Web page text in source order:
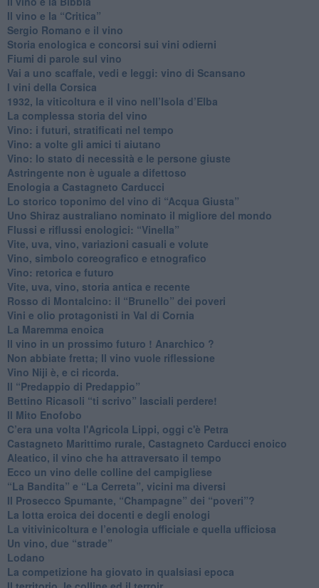
​Il vino e la “Critica”
Sergio Romano e il vino
​Storia enologica e concorsi sui vini odierni
Fiumi di parole sul vino
​Vai a uno scaffale, vedi e leggi: vino di Scansano
​I vini della Corsica
​1932, la viticoltura e il vino nell’Isola d’Elba
​La complessa storia del vino
​Vino: i futuri, stratificati nel tempo
Vino: a volte gli amici ti aiutano
Vino: lo stato di necessità e le persone giuste
​Astringente non è uguale a difettoso
Enologia a Castagneto Carducci
Lo storico toponimo del vino di “Acqua Giusta”
Uno Shiraz australiano nominato il migliore del mondo
​Flussi e riflussi enologici: “Vinella”
Vite, uva, vino, variazioni casuali e volute
Vino, simbolo coreografico e etnografico
​Vino: retorica e futuro
​Vite, uva, vino, storia antica e recente
​Rosso di Montalcino: il “Brunello” dei poveri
Vini e olio protagonisti in Val di Cornia
​La Maremma enoica
Il vino in un prossimo futuro ! Anarchico ?
​Non abbiate fretta; Il vino vuole riflessione
​Vino Niji è, e ci ricorda.
Il “Predappio di Predappio”
Bettino Ricasoli “ti scrivo” lasciali perdere!
Il Mito Enofobo
​C’era una volta l'Agricola Lippi, oggi c'è Petra
​Castagneto Marittimo rurale, Castagneto Carducci enoico
Aleatico, il vino che ha attraversato il tempo
Ecco un vino delle colline del campigliese
“La Bandita” e “La Cerreta”, vicini ma diversi
​Il Prosecco Spumante, “Champagne” dei “poveri”?
​La lotta eroica dei docenti e degli enologi
​La vitivinicoltura e l’enologia ufficiale e quella ufficiosa
​Un vino, due “strade”
Lodano
​La competizione ha giovato in qualsiasi epoca